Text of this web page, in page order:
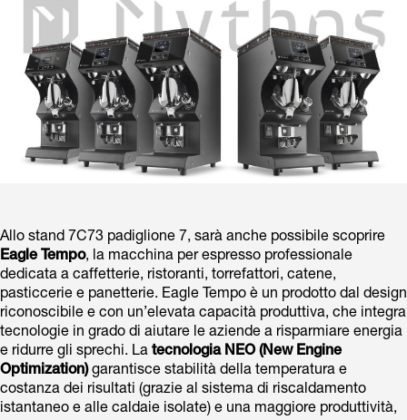
Allo stand 7C73 padiglione 7, sarà anche possibile scoprire
Eagle Tempo, la macchina per espresso professionale
dedicata a caffetterie, ristoranti, torrefattori, catene,
pasticcerie e panetterie. Eagle Tempo è un prodotto dal design
riconoscibile e con un’elevata capacità produttiva, che integra
tecnologie in grado di aiutare le aziende a risparmiare energia
e ridurre gli sprechi. La tecnologia NEO (New Engine
Optimization)garantisce stabilità della temperatura e
costanza dei risultati (grazie al sistema di riscaldamento
istantaneo e alle caldaie isolate) e una maggiore produttività,